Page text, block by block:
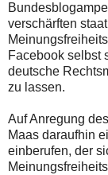
verschärften
Facebook selbst
deutsche
zu lassen.
Auf Anregung
Maas daraufhin
einberufen, der